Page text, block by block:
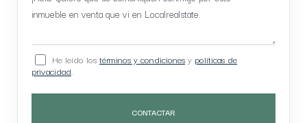
He leído los términos y condiciones y políticas de
privacidad
CONTACTAR